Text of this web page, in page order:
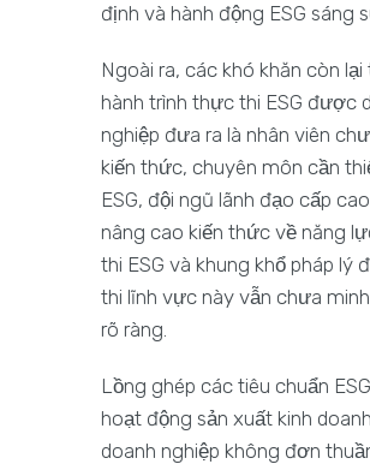
định và hành động ESG sáng
Ngoài ra, các khó khăn còn lại
hành trình thực thi ESG được
nghiệp đưa ra là nhân viên
kiến thức, chuyên môn cần
ESG, đội ngũ lãnh đạo cấp
nâng cao kiến thức về năng
thi ESG và khung khổ pháp lý
thi lĩnh vực này vẫn chưa
rõ ràng.
Lồng ghép các tiêu chuẩn
hoạt động sản xuất kinh
doanh nghiệp không đơn